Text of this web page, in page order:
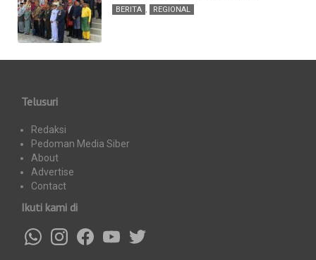
BERITA , REGIONAL
Telusuri
Redaksi
Pedoman Media Siber
About
Advertise
Contact
Ikuti kami di